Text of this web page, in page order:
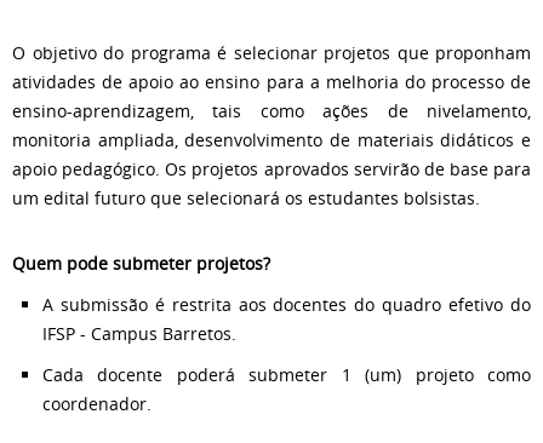
O objetivo do programa é selecionar projetos que proponham
atividades de apoio ao ensino para a melhoria do processo de
ensino-aprendizagem, tais como ações de nivelamento,
monitoria ampliada, desenvolvimento de materiais didáticos e
apoio pedagógico.Os projetos aprovados servirão de base para
um edital futuro que selecionará os estudantes bolsistas.
Quem pode submeter projetos?
A submissão é restrita aos docentes do quadro efetivo do
IFSP - Campus Barretos.
Cada docente poderá submeter 1 (um) projeto como
coordenador.